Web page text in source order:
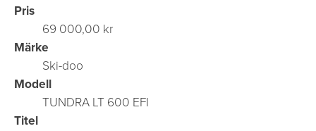
Pris
69 000,00 kr
Märke
Ski-doo
Modell
TUNDRA LT 600 EFI
Titel